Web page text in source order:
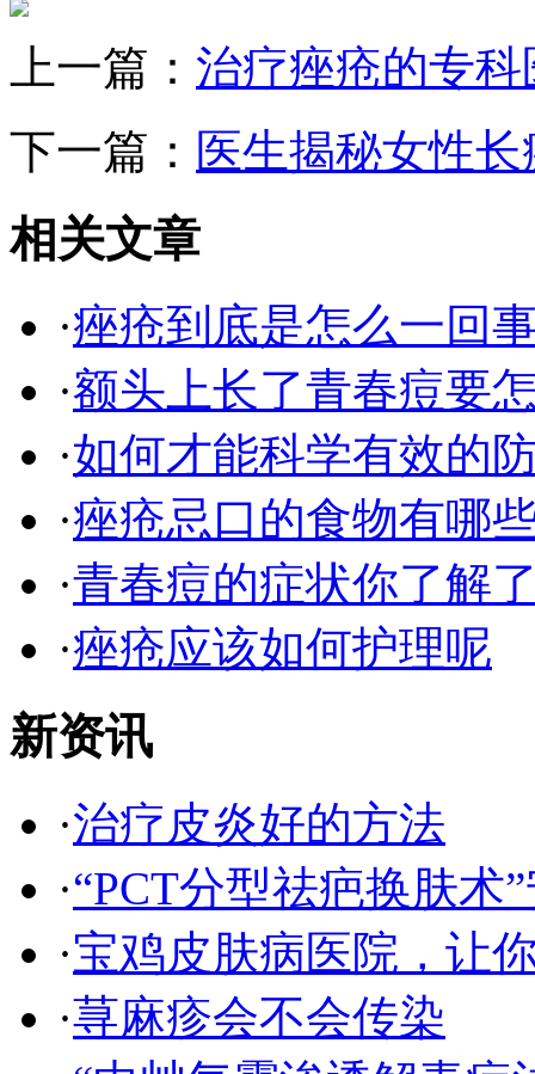
上一篇： 治疗痤疮的专
下一篇： 医生揭秘女性
相关文章
·痤疮到底是怎么一回
·额头上长了青春痘要
·如何才能科学有效的
·痤疮忌口的食物有哪
·青春痘的症状你了解
·痤疮应该如何护理呢
新资讯
·治疗皮炎好的方法
·“PCT分型祛疤换肤术
·宝鸡皮肤病医院，让
·荨麻疹会不会传染